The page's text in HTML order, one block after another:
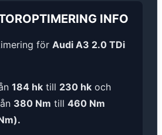
INFO
för Audi A3 2.0 TDi
184 hk till 230 hk och
380 Nm till 460 Nm